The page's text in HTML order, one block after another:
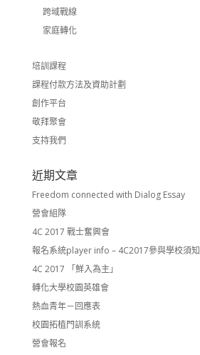
跨域戰線
家庭轉化
培訓課程
課程付款方法及資助計劃
創作平台
敬拜聚會
支持我們
近期文章
Freedom connected with Dialog Essay
營會組隊
4C 2017 戰士奮興會
報名系統player info – 4C2017參與學校須知
4C 2017 「鮮入為主」
轉化大學校園英雄會
熱血青年－回應表
校園拓植門訓系統
營會報名